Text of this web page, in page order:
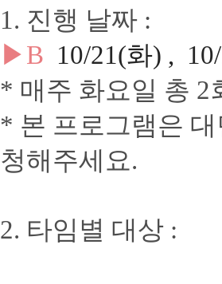
1. 진행 날짜 :
▶B 10/21(화) ,
* 매주 화요일 총 2
* 본 프로그램은
청해주세요.
2. 타임별 대상 :